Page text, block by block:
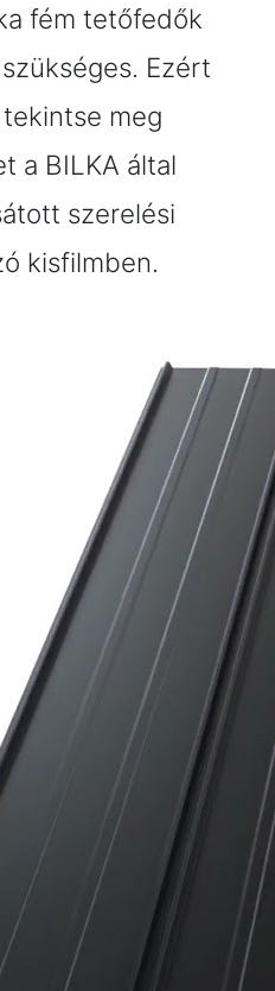
fém tetőfedők
Ezért
meg
a BILKA által
szerelési
kisfilmben.